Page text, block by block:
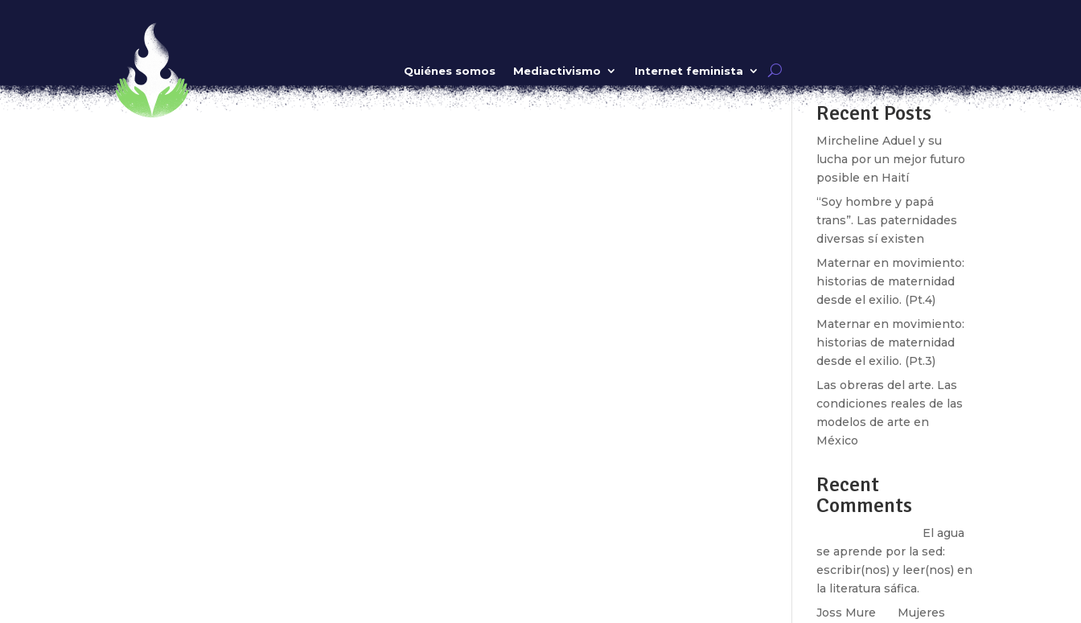
Quiénes somos Mediactivismo Internet feminista
Gynepunk: La recuperación radical de nuestros cuerpos
por Lulú V. Barrera|Dic 7, 2017|MI CUERPO ES MÍO,Video
[vc_row type=»in_container» full_screen_row_position=»middle» scene_position=»center» text_color=»dark»
Recent Posts
Mircheline Aduel y su
lucha por un mejor futuro
posible en Haití
“Soy hombre y papá
trans”. Las paternidades
diversas sí existen
Maternar en movimiento:
historias de maternidad
desde el exilio. (Pt.4)
Maternar en movimiento:
historias de maternidad
desde el exilio. (Pt.3)
Las obreras del arte. Las
condiciones reales de las
modelos de arte en
México
Recent
Comments
El agua
se aprende por la sed:
escribir(nos) y leer(nos) en
la literatura sáfica.
Joss Mure
Mujeres